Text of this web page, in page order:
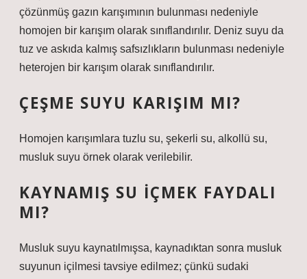
çözünmüş gazın karışımının bulunması nedeniyle
homojen bir karışım olarak sınıflandırılır. Deniz suyu da
tuz ve askıda kalmış safsızlıkların bulunması nedeniyle
heterojen bir karışım olarak sınıflandırılır.
ÇEŞME SUYU KARIŞIM MI?
Homojen karışımlara tuzlu su, şekerli su, alkollü su,
musluk suyu örnek olarak verilebilir.
KAYNAMIŞ SU IÇMEK FAYDALI
MI?
Musluk suyu kaynatılmışsa, kaynadıktan sonra musluk
suyunun içilmesi tavsiye edilmez; çünkü sudaki